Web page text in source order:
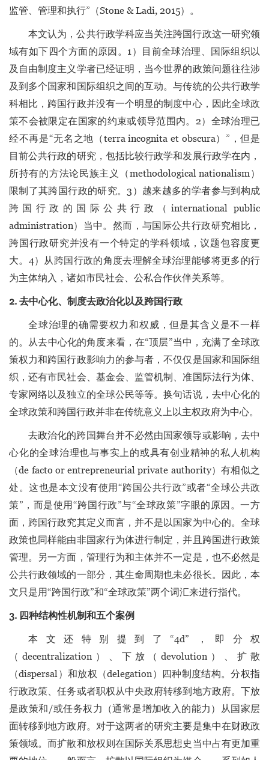
监管、管理和执行”（Stone & Ladi, 2015）。
本文认为，公共行政学科应当关注跨国行政这一研究领
域有如下四个方面的原因。1）目前全球治理、国际组织以
及自由制度主义学者已经证明，当今世界的政策问题往往涉
及到多个国家和国际组织之间的互动。与传统的公共行政学
科相比，跨国行政并没有一个明显的制度中心，因此全球政
策不会被限定在国家的约束或领导范围内。2）全球治理已
经不再是“无名之地（terra incognita et obscura）”，但是
目前公共行政的研究，包括比较行政学和发展行政学在内，
所持有的方法论民族主义（methodological nationalism）
限制了其跨国行政的研究。3）越来越多的学者参与到构成
跨国行政的国际公共行政（international public
administration）当中。然而，与国际公共行政研究相比，
跨国行政研究并没有一个特定的学科领域，议题包容度更
大。4）从跨国行政的角度去理解全球治理能够将更多的行
为主体纳入，诸如市民社会、公私合作伙伴关系等。
2. 去中心化、制度去政治化以及跨国行政
全球治理的确需要权力和权威，但是其含义是不一样
的。从去中心化的角度来看，在“顶层”当中，充满了全球政
策权力和跨国行政影响力的参与者，不仅仅是国家和国际组
织，还有市民社会、基金会、监管机制、准国际法行为体、
专家网络以及独立的全球公民等等。换句话说，去中心化的
全球政策和跨国行政并非在传统意义上以主权政府为中心。
去政治化的跨国舞台并不必然由国家领导或影响，去中
心化的全球治理也与事实上的或具有创业精神的私人机构
（de facto or entrepreneurial private authority）有相似之
处。这也是本文没有使用“跨国公共行政”或者“全球公共政
策”，而是使用“跨国行政”与“全球政策”字眼的原因。一方
面，跨国行政究其定义而言，并不是以国家为中心的。全球
政策也同样能由非国家行为体进行制定，并且跨国进行政策
管理。另一方面，管理行为和主体并不一定是，也不必然是
公共行政领域的一部分，其生命周期也未必很长。因此，本
文只是用“跨国行政”和“全球政策”两个词汇来进行指代。
3. 四种结构性机制和五个案例
本文还特别提到了“4d”，即分权
（decentralization）、下放（devolution）、扩散
（dispersal）和放权（delegation）四种制度结构。分权指
行政政策、任务或者职权从中央政府转移到地方政府。下放
是政策和/或任务权力（通常是增加收入的能力）从国家层
面转移到地方政府。对于这两者的研究主要是集中在财政政
策领域。而扩散和放权则在国际关系思想史当中占有更加重